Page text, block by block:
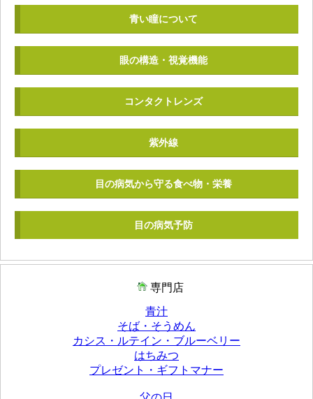
青い瞳について
眼の構造・視覚機能
コンタクトレンズ
紫外線
目の病気から守る食べ物・栄養
目の病気予防
専門店
青汁
そば・そうめん
カシス・ルテイン・ブルーベリー
はちみつ
プレゼント・ギフトマナー